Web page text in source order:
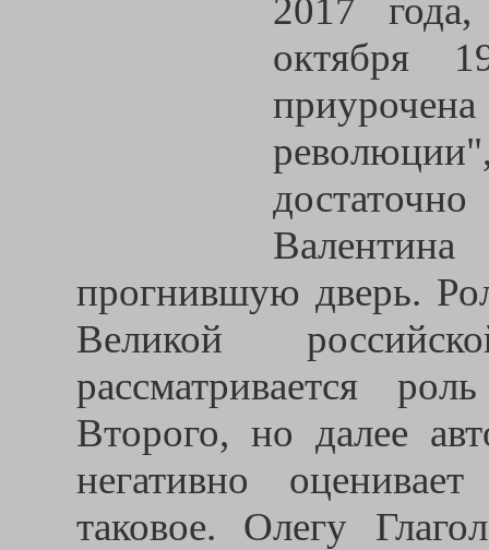
2017
октября
прогнившую дверь.
Великой
рассматривается
Второго, но далее
негативно
таковое. Олегу